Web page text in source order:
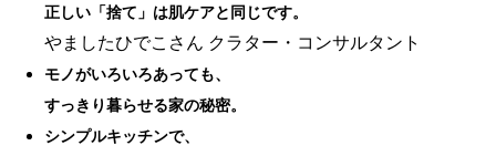
正しい「捨て」は肌ケアと同じです。
やましたひでこさん クラター・コンサルタント
モノがいろいろあっても、
すっきり暮らせる家の秘密。
シンプルキッチンで、